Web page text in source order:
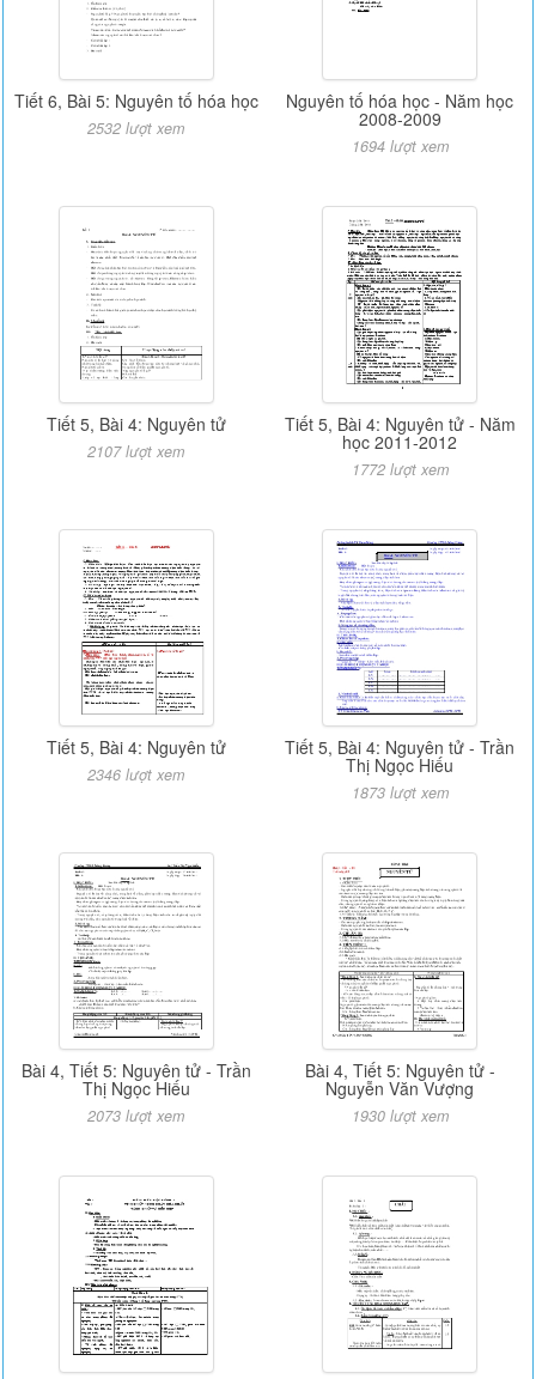
Tiết 6, Bài 5: Nguyên tố hóa học
2532 lượt xem
Nguyên tố hóa học - Năm học
2008-2009
1694 lượt xem
Tiết 5, Bài 4: Nguyên tử
2107 lượt xem
Tiết 5, Bài 4: Nguyên tử - Năm
học 2011-2012
1772 lượt xem
Tiết 5, Bài 4: Nguyên tử
2346 lượt xem
Tiết 5, Bài 4: Nguyên tử - Trần
Thị Ngọc Hiếu
1873 lượt xem
Bài 4, Tiết 5: Nguyên tử - Trần
Thị Ngọc Hiếu
2073 lượt xem
Bài 4, Tiết 5: Nguyên tử -
Nguyễn Văn Vượng
1930 lượt xem